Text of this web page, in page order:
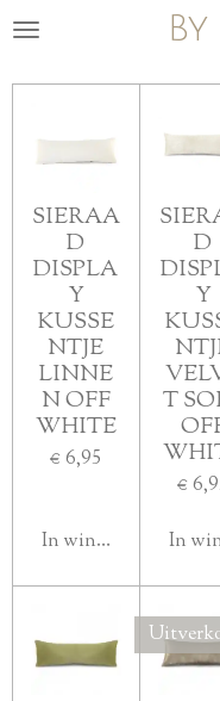
Ga
naar
hoofdinhoud
SIERAA
D
DISPLA
Y
KUSSE
NTJE
LINNE
N OFF
WHITE
€ 6,95
In winkelwagen
D
Y
T
€
In